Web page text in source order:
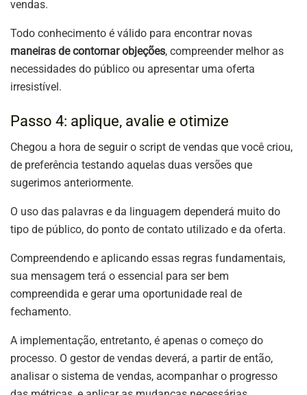
vendas.
Todo conhecimento é válido para encontrar novas
maneiras de contornar objeções, compreender melhor as
necessidades do público ou apresentar uma oferta
irresistível.
Passo 4: aplique, avalie e otimize
Chegou a hora de seguir o script de vendas que você criou,
de preferência testando aquelas duas versões que
sugerimos anteriormente.
O uso das palavras e da linguagem dependerá muito do
tipo de público, do ponto de contato utilizado e da oferta.
Compreendendo e aplicando essas regras fundamentais,
sua mensagem terá o essencial para ser bem
compreendida e gerar uma oportunidade real de
fechamento.
A implementação, entretanto, é apenas o começo do
processo. O gestor de vendas deverá, a partir de então,
analisar o sistema de vendas, acompanhar o progresso